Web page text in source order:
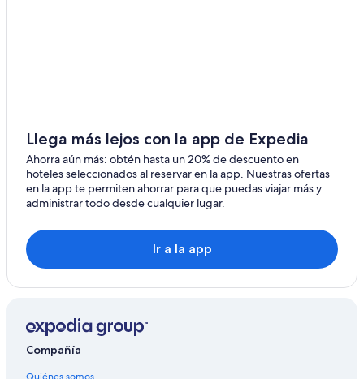
Llega más lejos con la app de Expedia
Ahorra aún más: obtén hasta un 20% de descuento en
hoteles seleccionados al reservar en la app. Nuestras ofertas
en la app te permiten ahorrar para que puedas viajar más y
administrar todo desde cualquier lugar.
Ir a la app
Compañía
Quiénes somos